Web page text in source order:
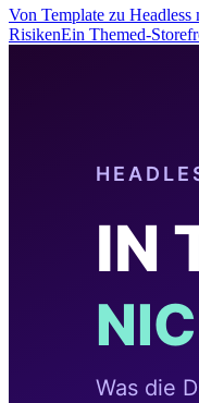
Von Template zu
RisikenEin Themed-